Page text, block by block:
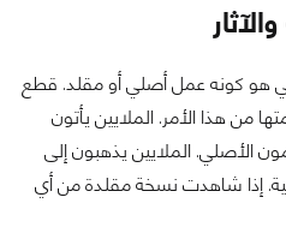
هو كونه عمل أصلي أو مقلد. قطع
من هذا الأمر. الملايين يأتون
الأصلي. الملايين يذهبون إلى
إذا شاهدت نسخة مقلدة من أي